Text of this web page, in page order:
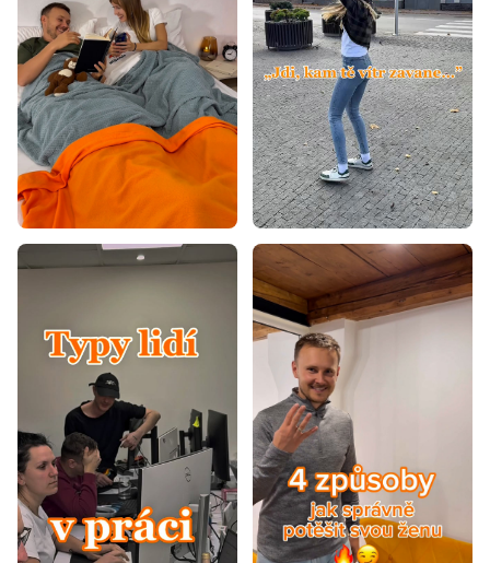
Matrace 130x200
Matrace 140x180
Matrace 140x190
Matrace 150x190
Matrace 150x200
Matrace 160x180
Matrace 160x190
Matrace 160x195
Matrace 170x200
Matrace 190x200
Matrace 40x80
Matrace 40x90
Matrace 50x200
Matrace 60x110
Matrace 60x160
Matrace 60x170
Matrace 60x180
Matrace 60x190